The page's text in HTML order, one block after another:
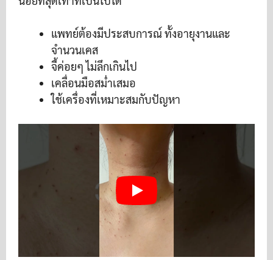
แพทย์ต้องมีประสบการณ์ ทั้งอายุงานและ
จำนวนเคส
จี้ค่อยๆ ไม่ลึกเกินไป
เคลื่อนมือสม่ำเสมอ
ใช้เครื่องที่เหมาะสมกับปัญหา